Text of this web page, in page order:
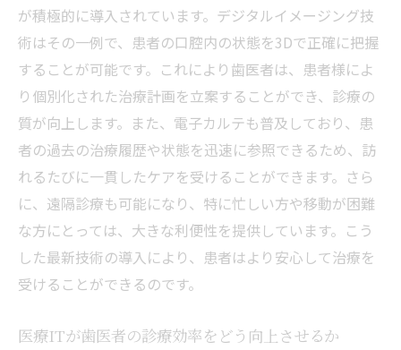
愛媛県東温市と伊方町で選ぶべき先進技術
を持つ歯医者
歯医者選びで重要な最新機器と技術のチェ
ックポイント
愛媛県東温市と伊方町の先進歯科技術の実
例
先進技術を駆使した歯医者が提供する安心
の治療
医療ITがもたらす治療の正確性と信頼性
技術革新が可能にする歯科治療の未来
が積極的に導入されています。デジタルイメージング技
術はその一例で、患者の口腔内の状態を3Dで正確に把握
することが可能です。これにより歯医者は、患者様によ
り個別化された治療計画を立案することができ、診療の
質が向上します。また、電子カルテも普及しており、患
者の過去の治療履歴や状態を迅速に参照できるため、訪
れるたびに一貫したケアを受けることができます。さら
に、遠隔診療も可能になり、特に忙しい方や移動が困難
な方にとっては、大きな利便性を提供しています。こう
した最新技術の導入により、患者はより安心して治療を
受けることができるのです。
医療ITが歯医者の診療効率をどう向上させるか